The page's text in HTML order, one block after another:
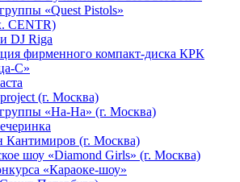
«Quest Pistols»
CENTR)
DJ Riga
фирменного компакт-диска КРК
С»
(г. Москва)
«На-На» (г. Москва)
Кантимиров (г. Москва)
шоу «Diamond Girls» (г. Москва)
«Караоке-шоу»